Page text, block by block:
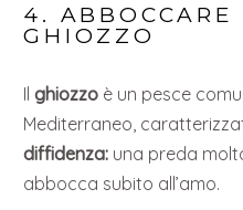
4. ABBOCCARE
GHIOZZO
Ilghiozzo è un pesce
Mediterraneo,
diffidenza: una preda
abbocca subito all’amo.